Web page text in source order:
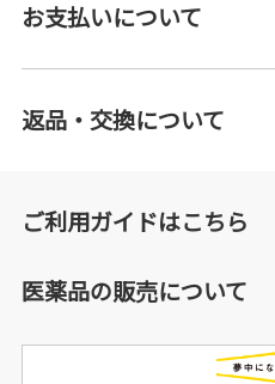
お支払いについて
返品・交換について
ご利用ガイドはこちら
医薬品の販売について